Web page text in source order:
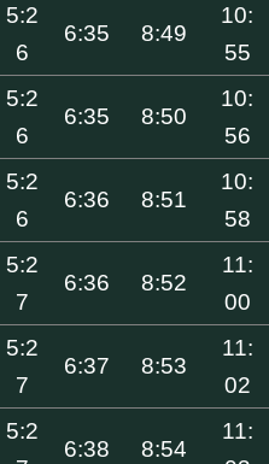
5:2
6
6:35 8:49
10:
55
5:2
6
6:35 8:50
10:
56
5:2
6
6:36 8:51
10:
58
5:2
7
6:36 8:52
11:
00
5:2
7
6:37 8:53
11:
02
5:2
6:38 8:54
11: